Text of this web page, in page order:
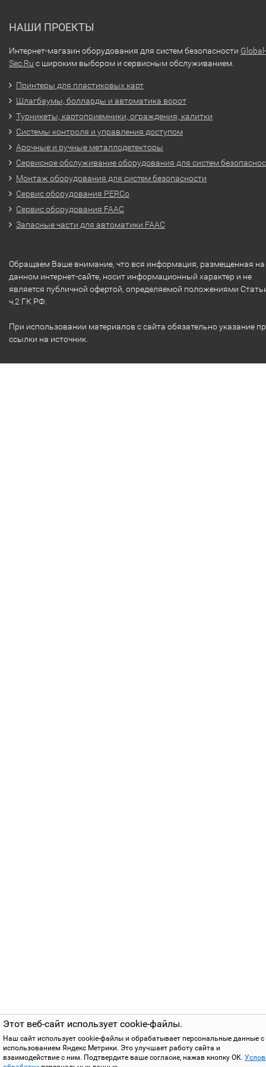
Этот веб-сайт использует cookie-файлы.
Наш сайт использует cookie-файлы и обрабатывает персональные данные с
использованием Яндекс Метрики. Это улучшает работу сайта и
взаимодействие с ним. Подтвердите ваше согласие, нажав кнопку ОК.
НАШИ ПРОЕКТЫ
Интернет-магазин оборудования для систем безопасности Global-
Sec.Ru с широким выбором и сервисным обслуживанием.
Принтеры для пластиковых карт
Шлагбаумы, болларды и автоматика ворот
Турникеты, картоприемники, ограждения, калитки
Системы контроля и управления доступом
Арочные и ручные металлодетекторы
Сервисное обслуживание оборудования для систем
Монтаж оборудования для систем безопасности
Сервис оборудования PERCo
Сервис оборудования FAAC
Запасные части для автоматики FAAC
Обращаем Ваше внимание, что вся информация, размещенная на
данном интернет-сайте, носит информационный характер и не
является публичной офертой, определяемой положениями
ч.2 ГК РФ.
При использовании материалов с сайта обязательно указание
ссылки на источник.